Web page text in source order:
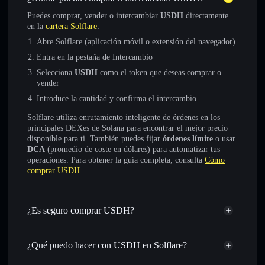
Puedes comprar, vender o intercambiar USDH directamente
en la cartera Solflare:
Abre Solflare (aplicación móvil o extensión del navegador)
Entra en la pestaña de Intercambio
Selecciona USDH como el token que deseas comprar o
vender
Introduce la cantidad y confirma el intercambio
Solflare utiliza enrutamiento inteligente de órdenes en los
principales DEXes de Solana para encontrar el mejor precio
disponible para ti. También puedes fijar órdenes límite o usar
DCA (promedio de coste en dólares) para automatizar tus
operaciones. Para obtener la guía completa, consulta Cómo
comprar USDH.
¿Es seguro comprar USDH?
USDH token verificado
¿Qué puedo hacer con USDH en Solflare?
USDH
cartera de Solflare